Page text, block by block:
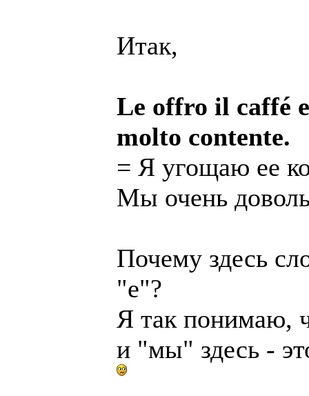
Итак,
Le offro il caffé
molto contente.
= Я угощаю ее
Мы очень
Почему здесь
"е"?
Я так понимаю,
и "мы" здесь -